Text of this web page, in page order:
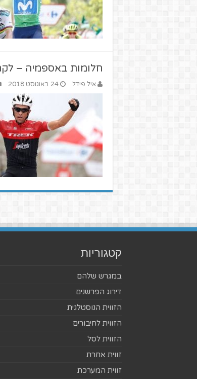
חלומות באספמיה –
איל פידל 24 באוגוסט 2018
קטגוריות
במגרש שלהם
דירוג הפרשנים
הזווית הנוסטלגית
הזווית לחיבורים
הזווית לסל
זווית אחרת
זווית המערכת